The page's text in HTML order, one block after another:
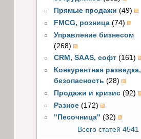
Прямые продажи (49)
FMCG, розница (74)
Управление бизнесом
(268)
CRM, SAAS, софт (161)
Конкурентная разведка,
безопасность (28)
Продажи и кризис (92)
Разное (172)
"Песочница" (32)
Всего статей 4541